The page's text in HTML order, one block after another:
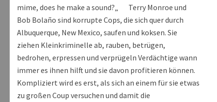
mime, does he make a sound?„ Terry Monroe und
Bob Bolaño sind korrupte Cops, die sich quer durch
Albuquerque, New Mexico, saufen und koksen. Sie
ziehen Kleinkriminelle ab, rauben, betrügen,
bedrohen, erpressen und verprügeln Verdächtige wann
immer es ihnen hilft und sie davon profitieren können.
Kompliziert wird es erst, als sich an einem für sie etwas
zu großen Coup versuchen und damit die